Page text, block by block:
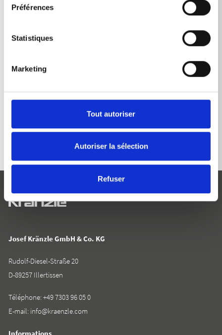
Préférences
Statistiques
Marketing
Tout autoriser
Autoriser la sélection
Refuser
DONNÉES TECHNIQUES
Josef Kränzle GmbH & Co. KG
Rudolf-Diesel-Straße 20
D-89257 Illertissen
Téléphone:+49 7303 96 05 0
E-mail: info@kraenzle.com